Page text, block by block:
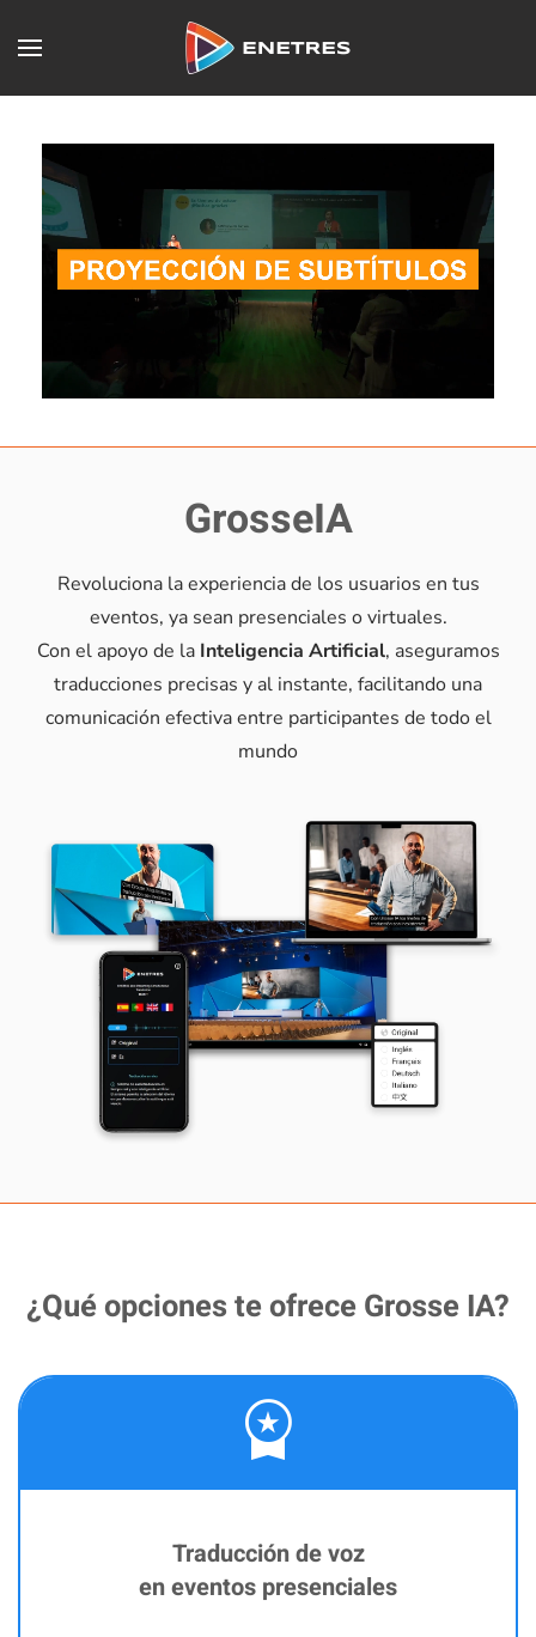
Skip to main content
GrosseIA
Revoluciona la experiencia de los usuarios en tus
eventos, ya sean presenciales o virtuales.
Con el apoyo de la Inteligencia Artificial, aseguramos
traducciones precisas y al instante, facilitando una
comunicación efectiva entre participantes de todo el
mundo
¿Qué opciones te ofrece Grosse IA?
workspace_premium
Traducción de voz
en eventos presenciales